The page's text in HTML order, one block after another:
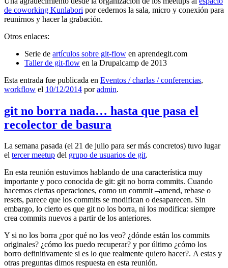
de coworking Kunlabori por cedernos la sala, micro y conexión para
reunirnos y hacer la grabación.
Otros enlaces:
Serie de artículos sobre git-flow en aprendegit.com
Taller de git-flow en la Drupalcamp de 2013
Esta entrada fue publicada en Eventos / charlas / conferencias,
workflow el 10/12/2014 poradmin.
git no borra nada… hasta que pasa el
recolector de basura
La semana pasada (el 21 de julio para ser más concretos) tuvo lugar
el tercer meetup del grupo de usuarios de git.
En esta reunión estuvimos hablando de una característica muy
importante y poco conocida de git: git no borra commits. Cuando
hacemos ciertas operaciones, como un commit –amend, rebase o
resets, parece que los commits se modifican o desaparecen. Sin
embargo, lo cierto es que git no los borra, ni los modifica: siempre
crea commits nuevos a partir de los anteriores.
Y si no los borra ¿por qué no los veo? ¿dónde están los commits
originales? ¿cómo los puedo recuperar? y por último ¿cómo los
borro definitivamente si es lo que realmente quiero hacer?. A estas y
otras preguntas dimos respuesta en esta reunión.